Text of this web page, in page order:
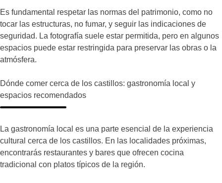
Es fundamental respetar las normas del patrimonio, como no
tocar las estructuras, no fumar, y seguir las indicaciones de
seguridad. La fotografía suele estar permitida, pero en algunos
espacios puede estar restringida para preservar las obras o la
atmósfera.
Dónde comer cerca de los castillos: gastronomía local y
espacios recomendados
La gastronomía local es una parte esencial de la experiencia
cultural cerca de los castillos. En las localidades próximas,
encontrarás restaurantes y bares que ofrecen cocina
tradicional con platos típicos de la región.